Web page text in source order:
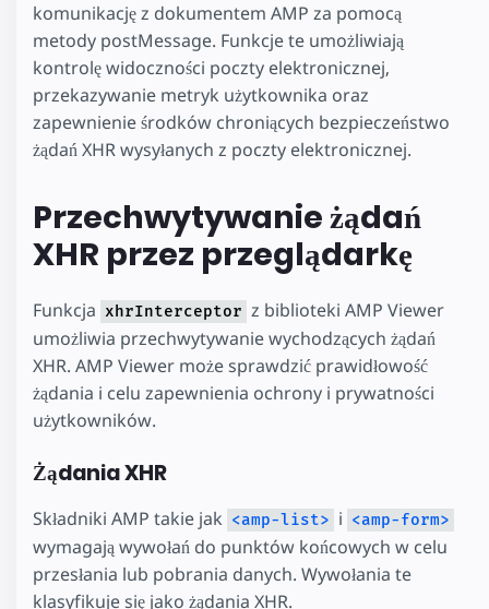
komunikację z dokumentem AMP za pomocą
metody postMessage. Funkcje te umożliwiają
kontrolę widoczności poczty elektronicznej,
przekazywanie metryk użytkownika oraz
zapewnienie środków chroniących bezpieczeństwo
żądań XHR wysyłanych z poczty elektronicznej.
Przechwytywanie żądań
XHR przez przeglądarkę
Funkcja xhrInterceptor z biblioteki AMP Viewer
umożliwia przechwytywanie wychodzących żądań
XHR. AMP Viewer może sprawdzić prawidłowość
żądania i celu zapewnienia ochrony i prywatności
użytkowników.
Żądania XHR
Składniki AMP takie jak <amp-list> i <amp-form>
wymagają wywołań do punktów końcowych w celu
przesłania lub pobrania danych. Wywołania te
klasyfikuje się jako żądania XHR.